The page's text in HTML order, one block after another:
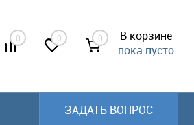
0 0 0
В корзине
пока пусто
ЗАДАТЬ ВОПРОС